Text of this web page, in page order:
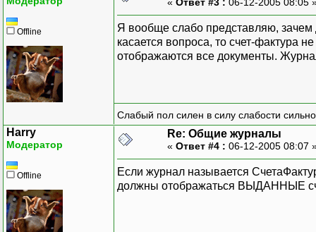
Offline
Я вообще слабо представляю,
касается вопроса, то счет-фактура
отображаются все документы.
Слабый пол силен в силу слабости
Harry
Модератор
Offline
Re: Общие журналы
« Ответ #4 : 06-12-2005 08:07
Если журнал называется
должны отображаться ВЫДАННЫЕ